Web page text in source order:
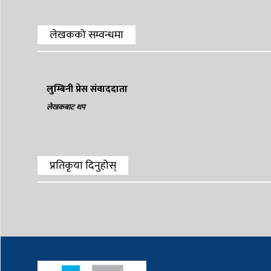
लेखकको सम्वन्धमा
लुम्बिनी प्रेस संवाददाता
लेखकबाट थप
प्रतिकृया दिनुहोस्